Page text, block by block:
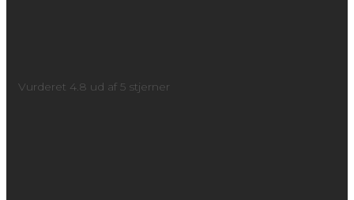
Vurderet 4.8 ud af 5 stjerner